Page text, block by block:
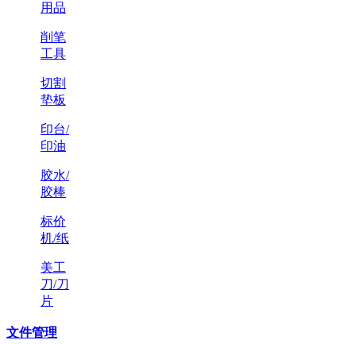
用品
削笔
工具
切割
垫板
印台/
印油
胶水/
胶棒
标价
机/纸
美工
刀/刀
片
文件管理